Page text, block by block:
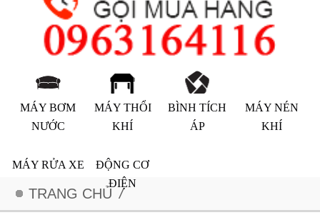
MÁY BƠM
NƯỚC
MÁY THỔI
KHÍ
BÌNH TÍCH
ÁP
MÁY NÉN
KHÍ
MÁY RỬA XE
ĐỘNG CƠ
ĐIỆN
TRANG CHỦ /